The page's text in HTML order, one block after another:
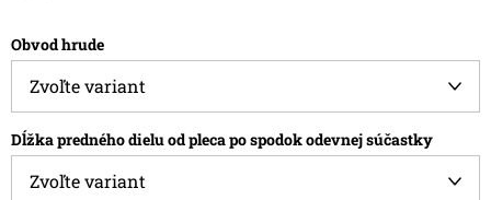
Obvod hrude
Dĺžka predného dielu od pleca po spodok odevnej súčastky